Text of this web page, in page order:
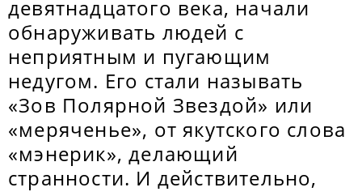
девятнадцатого века, начали
обнаруживать людей с
неприятным и пугающим
недугом. Его стали называть
«Зов Полярной Звездой» или
«меряченье», от якутского слова
«мэнерик», делающий
странности. И действительно,